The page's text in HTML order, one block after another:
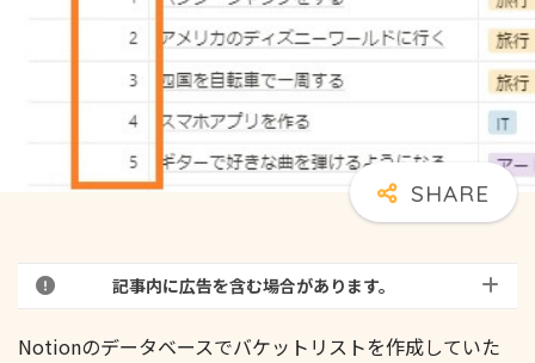
記事内に広告を含む場合があります。
Notionのデータベースでバケットリストを作成していた